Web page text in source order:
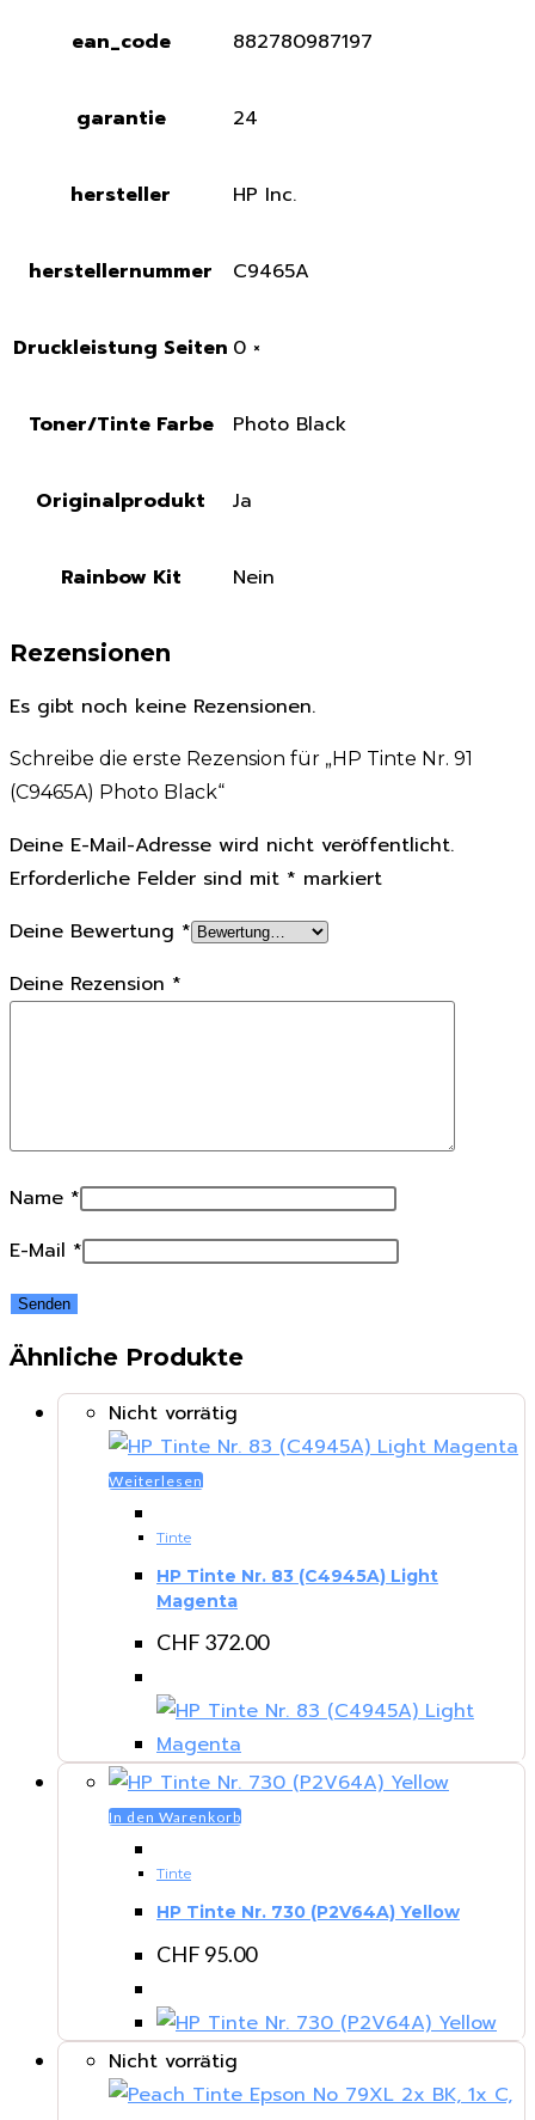
ean_code
882780987197
garantie 24
hersteller HP Inc.
herstellernummer C9465A
Druckleistung Seiten 0 ×
Toner/Tinte Farbe Photo Black
Originalprodukt Ja
Rainbow Kit Nein
Rezensionen
Es gibt noch keine Rezensionen.
Schreibe die erste Rezension für „HP Tinte Nr. 91
(C9465A) Photo Black“
Deine E-Mail-Adresse wird nicht veröffentlicht.
Erforderliche Felder sind mit * markiert
Deine Bewertung *
Deine Rezension *
Name *
E-Mail *
Ähnliche Produkte
Nicht vorrätig
Weiterlesen
Tinte
HP Tinte Nr. 83 (C4945A) Light
Magenta
CHF 372.00
In den Warenkorb
Tinte
HP Tinte Nr. 730 (P2V64A) Yellow
CHF 95.00
Nicht vorrätig